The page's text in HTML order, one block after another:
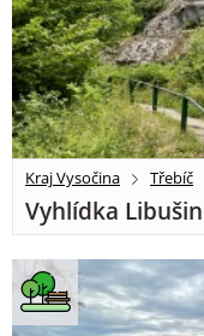
Kraj Vysočina Třebíč
Vyhlídka